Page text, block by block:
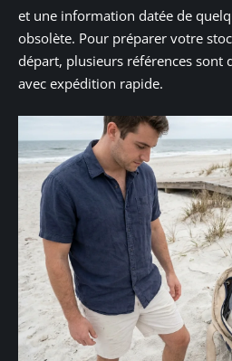
et une information datée de
obsolète. Pour préparer votre
départ, plusieurs références sont
avec expédition rapide.